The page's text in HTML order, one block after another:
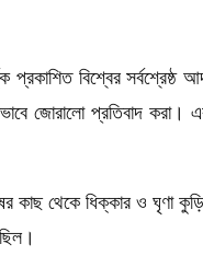
বিশ্বের সর্বশ্রেষ্ঠ
জোরালো প্রতিবাদ
কাছ থেকে ধিক্কার ও ঘৃণা